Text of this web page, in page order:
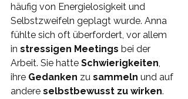
häufig von Energielosigkeit und
Selbstzweifeln geplagt wurde. Anna
fühlte sich oft überfordert, vor allem
in stressigen Meetings bei der
Arbeit. Sie hatte Schwierigkeiten,
ihre Gedanken zu sammeln und auf
andere selbstbewusst zu wirken.